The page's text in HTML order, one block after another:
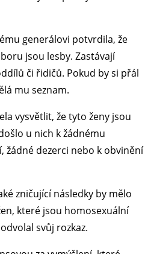
generálovi potvrdila, že
jsou lesby. Zastávají
či řidičů. Pokud by si přál
mu seznam.
vysvětlit, že tyto ženy jsou
u nich k žádnému
žádné dezerci nebo k obvinění
zničující následky by mělo
které jsou homosexuální
svůj rozkaz.